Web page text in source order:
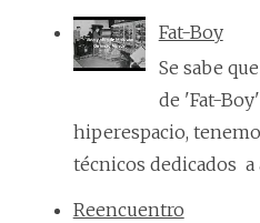
Fat-Boy
Se sabe
de 'Fat-
hiperespacio,
técnicos dedicados a
Reencuentro